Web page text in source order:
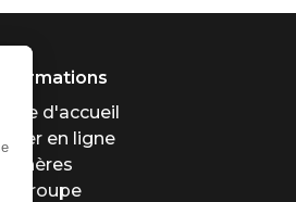
Informations
Page d'accueil
Payer en ligne
Enchères
Le groupe